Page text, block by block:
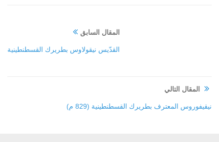
المقال السابق
القدّيس نيقولاوس بطريرك القسطنطينية
المقال التالي
نيقيفوروس المعترف بطريرك القسطنطينية (829 م)